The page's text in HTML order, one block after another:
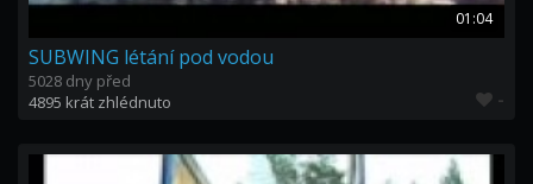
01:04
SUBWING létání pod vodou
5028 dny před
4895 krát zhlédnuto
-